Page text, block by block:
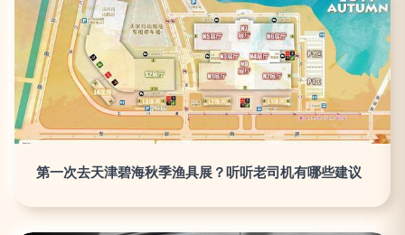
第一次去天津碧海秋季渔具展？听听老司机有哪些建议